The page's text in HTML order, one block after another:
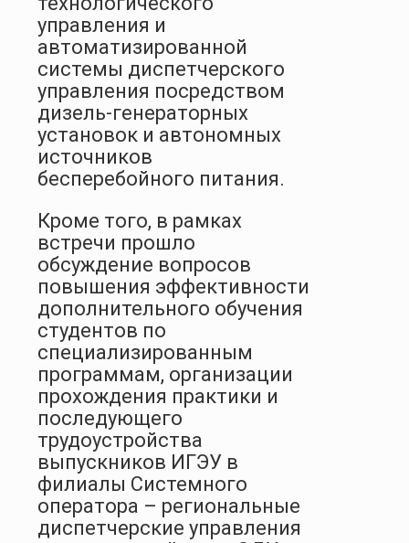
управления и
автоматизированной
системы диспетчерского
управления посредством
дизель-генераторных
установок и автономных
источников
бесперебойного питания.
Кроме того, в рамках
встречи прошло
обсуждение вопросов
повышения эффективности
дополнительного обучения
студентов по
специализированным
программам, организации
прохождения практики и
последующего
трудоустройства
выпускников ИГЭУ в
филиалы Системного
оператора – региональные
диспетчерские управления